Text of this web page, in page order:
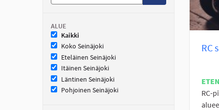
ALUE
Kaikki
Koko Seinäjoki
Eteläinen Seinäjoki
Itäinen Seinäjoki
Läntinen Seinäjoki
Pohjoinen Seinäjoki
RC
RC-